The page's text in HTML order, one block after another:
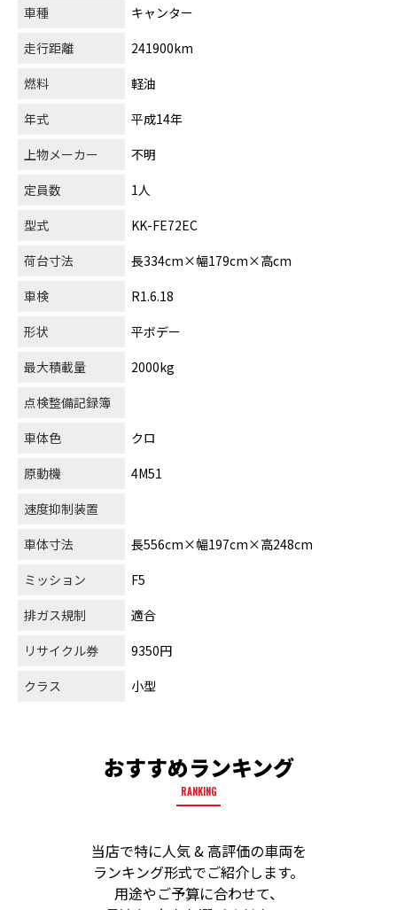
車種
キャンター
走行距離
241900km
燃料
軽油
年式
平成14年
上物メーカー
不明
定員数
1人
型式
KK-FE72EC
荷台寸法
長334cm×幅179cm×高cm
車検
R1.6.18
形状
平ボデー
最大積載量
2000kg
点検整備記録簿
車体色
クロ
原動機
4M51
速度抑制装置
車体寸法
長556cm×幅197cm×高248cm
ミッション
F5
排ガス規制
適合
リサイクル券
9350円
クラス
小型
おすすめランキング
RANKING
当店で特に人気 & 高評価の車両を
ランキング形式でご紹介します。
用途やご予算に合わせて、